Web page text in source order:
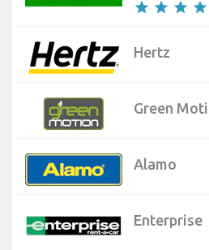
star star star star
Hertz
Green
Alamo
Enterprise